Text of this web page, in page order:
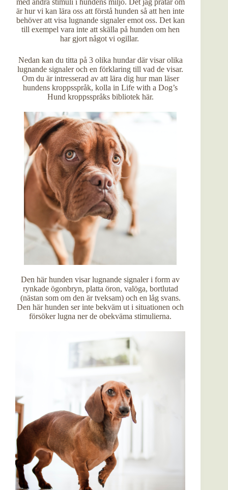
med andra stimuli i hundens miljö. Det jag pratar om
är hur vi kan lära oss att förstå hunden så att hen inte
behöver att visa lugnande signaler emot oss. Det kan
till exempel vara inte att skälla på hunden om hen
har gjort något vi ogillar.
Nedan kan du titta på 3 olika hundar där visar olika
lugnande signaler och en förklaring till vad de visar.
Om du är intresserad av att lära dig hur man läser
hundens kroppsspråk, kolla inLife with a Dog’s
Hund kroppsspråks bibliotek här.
Den här hunden visar lugnande signaler i form av
rynkade ögonbryn, platta öron, valöga, bortlutad
(nästan som om den är tveksam) och en låg svans.
Den här hunden ser inte bekväm ut i situationen och
försöker lugna ner de obekväma stimulierna.